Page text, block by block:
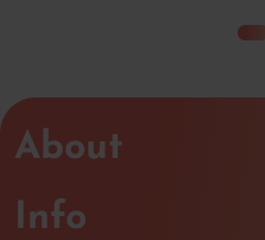
About
Info